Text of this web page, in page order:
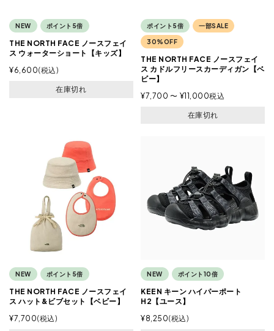
NEW ポイント5倍
THE NORTH FACE ノースフェイ
ス ウォーターショート【キッズ】
¥6,600 税込
在庫切れ
ポイント5倍 一部SALE
30%OFF
THE NORTH FACE ノースフェイ
ス カドルフリースカーディガン【ベ
ビー】
¥7,700 〜 ¥11,000税込
在庫切れ
NEW ポイント5倍
THE NORTH FACE ノースフェイ
ス ハット&ビブセット【ベビー】
¥7,700 税込
NEW ポイント10倍
KEEN キーン ハイパーポート
H2【ユース】
¥8,250 税込